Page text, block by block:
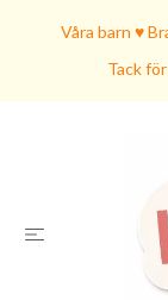
Våra barn ♥
Tack